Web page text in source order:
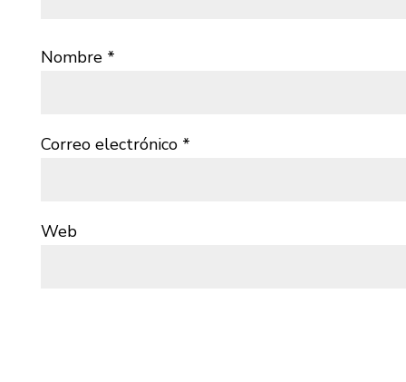
Nombre *
Correo electrónico *
Web